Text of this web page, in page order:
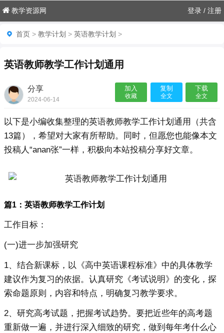
教学资源网 登录 / 注册
首页 > 教学计划 > 英语教学计划 >
英语教师教学工作计划通用
分享
2024-06-14
加入
收藏
复制
全文
下载
全文
以下是小编收集整理的英语教师教学工作计划通用（共含
13篇），希望对大家有所帮助。同时，但愿您也能像本文
投稿人“anan张”一样，积极向本站投稿分享好文章。
篇1：英语教师教学工作计划
工作目标：
(一)进一步加强研究
1、结合新课标，以《高中英语课程标准》中的具体教学
建议作为复习的依据。认真研究《考试说明》的变化，探
索命题原则，内容和特点，明确复习教学要求。
2、研究高考试题，把握考试趋势。要把近些年的高考题
重新做一遍，并进行深入细致的研究，做到每年考什么心